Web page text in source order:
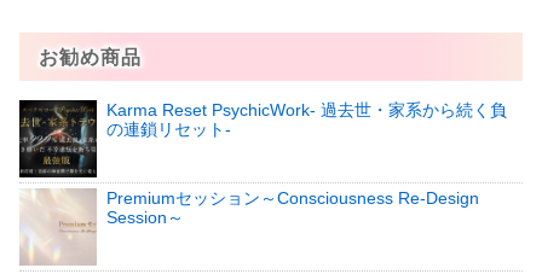
お勧め商品
Karma Reset PsychicWork‐ 過去世・家系から続く負
の連鎖リセット‐
Premiumセッション～Consciousness Re-Design
Session～